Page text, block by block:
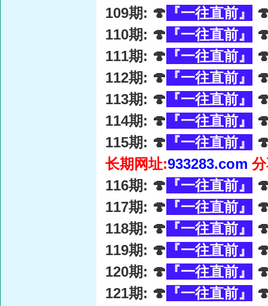
109期: 🍄 『一往直前』
110期: 🍄 『一往直前』
111期: 🍄 『一往直前』
112期: 🍄 『一往直前』
113期: 🍄 『一往直前』
114期: 🍄 『一往直前』
115期: 🍄 『一往直前』
长期网址:933283.com
116期: 🍄 『一往直前』
117期: 🍄 『一往直前』
118期: 🍄 『一往直前』
119期: 🍄 『一往直前』
120期: 🍄 『一往直前』
121期: 🍄 『一往直前』